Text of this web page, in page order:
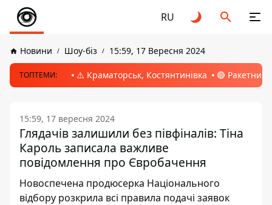
RU
Новини Шоу-біз 15:59, 17 Вересня 2024
ТОПТЕМИ: ⚠️ Краматорськ, Костянтинівка 🔴 Ракетний
15:59, 17 вересня 2024
Глядачів залишили без півфіналів: Тіна
Кароль записала важливе
повідомлення про Євробачення
Новоспечена продюсерка Національного
відбору розкрила всі правила подачі заявок